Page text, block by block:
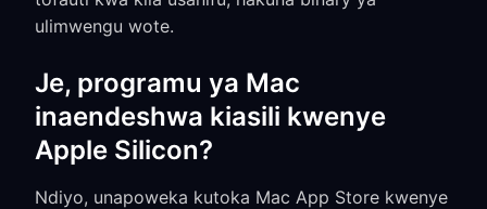
ulimwengu wote.
Je, programu ya Mac
inaendeshwa kiasili kwenye
Apple Silicon?
Ndiyo, unapoweka kutoka Mac App Store kwenye